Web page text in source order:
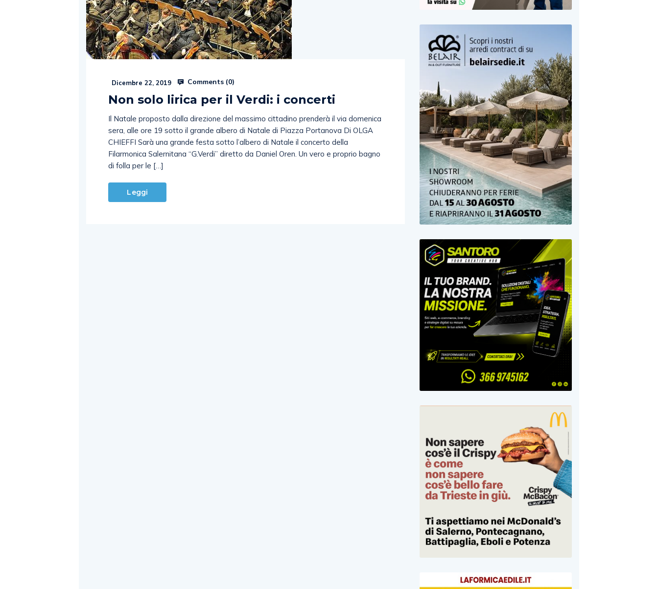
Non solo lirica per il Verdi: i concerti
Il Natale proposto dalla direzione del massimo cittadino prenderà il via domenica
sera, alle ore 19 sotto il grande albero di Natale di Piazza Portanova Di OLGA
CHIEFFI Sarà una grande festa sotto l’albero di Natale il concerto della
Filarmonica Salernitana “G.Verdi” diretto da Daniel Oren. Un vero e proprio bagno
di folla per le […]
Leggi